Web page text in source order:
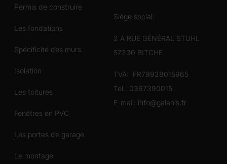
Permis de construire
Les fondations
Spécificité des murs
Isolation
Les toitures
Fenêtres en PVC
Les portes de garage
Le montage
Siège social:
2 A RUE GÉNÉRAL STUHL
57230 BITCHE
TVA: FR79928015965
Tel.: 0367390015
E-mail: info@galanis.fr